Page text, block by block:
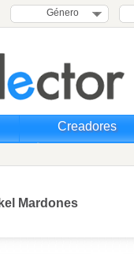
Género
Creadores
Mardones